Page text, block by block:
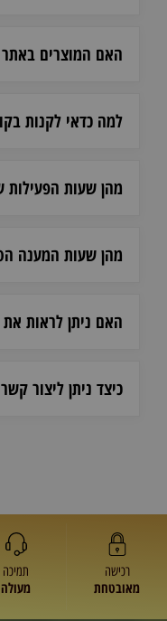
האם המוצרים באתר
למה כדאי לקנות
מהן שעות הפעילות
מהן שעות המענה
האם ניתן לראות
כיצד ניתן ליצור
רכישה
מאובטחת
תמיכה
מעולה